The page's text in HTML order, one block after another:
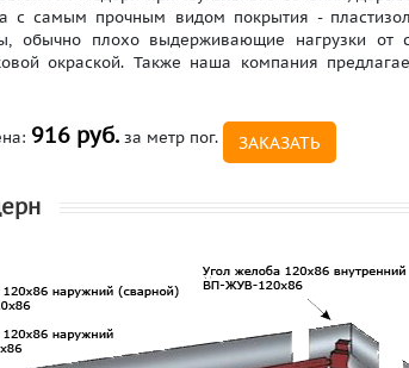
с самым прочным видом покрытия -
обычно плохо выдерживающие нагрузки
окраской. Также наша компания
916 руб. за метр пог. ЗАКАЗАТЬ